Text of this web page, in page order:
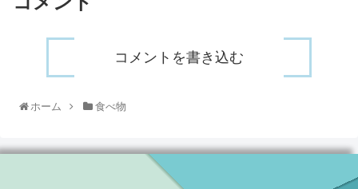
コメントを書き込む
ホーム 食べ物